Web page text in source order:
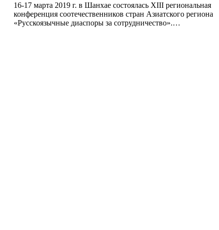
16-17 марта 2019 г. в Шанхае состоялась XIII региональная
конференция соотечественников стран Азиатского региона
«Русскоязычные диаспоры за сотрудничество».…